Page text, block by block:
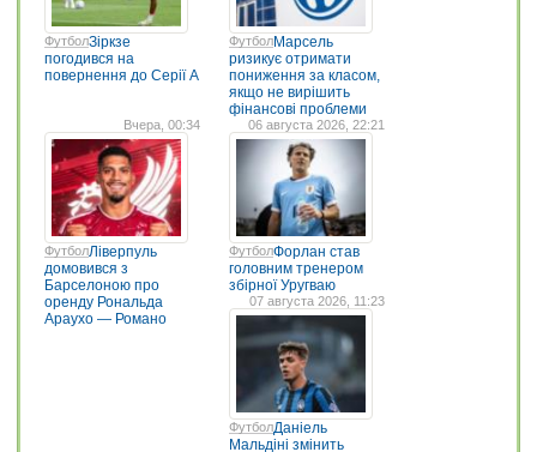
ФутболЗіркзе
погодився на
повернення до Серії А
ФутболМарсель
ризикує отримати
пониження за класом,
якщо не вирішить
фінансові проблеми
Вчера, 00:34
ФутболЛіверпуль
домовився з
Барселоною про
оренду Рональда
Араухо — Романо
06 августа 2026, 22:21
ФутболФорлан став
головним тренером
збірної Уругваю
07 августа 2026, 11:23
ФутболДаніель
Мальдіні змінить